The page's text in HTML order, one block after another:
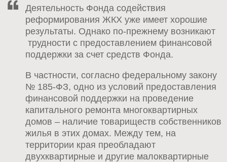
Деятельность Фонда содействия
реформирования ЖКХ уже имеет хорошие
результаты. Однако по-прежнему возникают
трудности с предоставлением финансовой
поддержки за счет средств Фонда.
В частности, согласно федеральному закону
№ 185-ФЗ, одно из условий предоставления
финансовой поддержки на проведение
капитального ремонта многоквартирных
домов – наличие товариществ собственников
жилья в этих домах. Между тем, на
территории края преобладают
двухквартирные и другие малоквартирные